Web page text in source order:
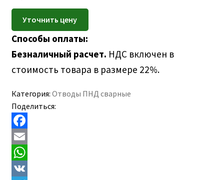
Способы оплаты:
Безналичный расчет. НДС включен в
стоимость товара в размере 22%.
Категория: Отводы ПНД сварные
Поделиться:
F
a
c
E
m
W